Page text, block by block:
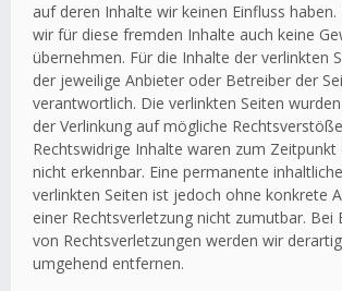
auf deren Inhalte wir keinen Einfluss
wir für diese fremden Inhalte auch keine
übernehmen. Für die Inhalte der verlinkten
der jeweilige Anbieter oder Betreiber der
verantwortlich. Die verlinkten Seiten
der Verlinkung auf mögliche
Rechtswidrige Inhalte waren zum Zeitpunkt
nicht erkennbar. Eine permanente
verlinkten Seiten ist jedoch ohne konkrete
einer Rechtsverletzung nicht zumutbar. Bei
von Rechtsverletzungen werden wir
umgehend entfernen.